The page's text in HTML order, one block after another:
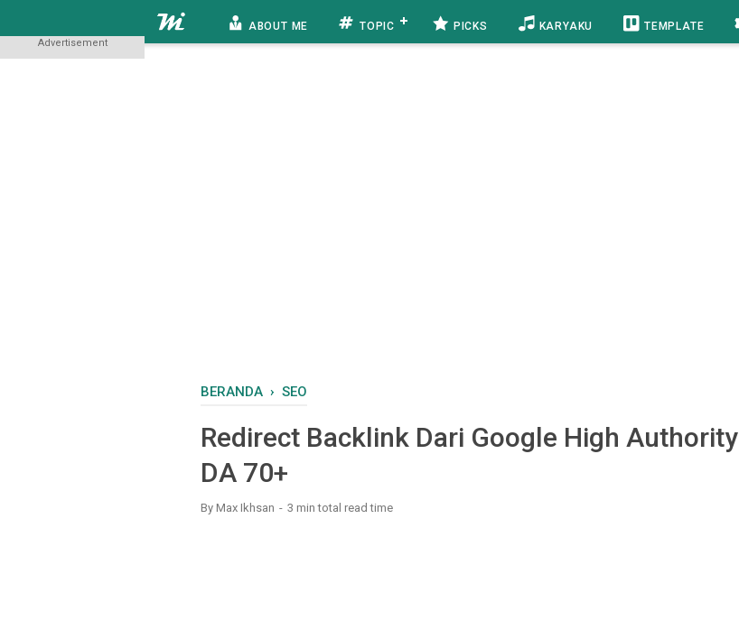
ABOUT ME TOPIC PICKS KARYAKU TEMPLATE
BERANDA › SEO
Advertisement
Redirect Backlink Dari Google High Authority
DA 70+
By Max Ikhsan 3 min total read time